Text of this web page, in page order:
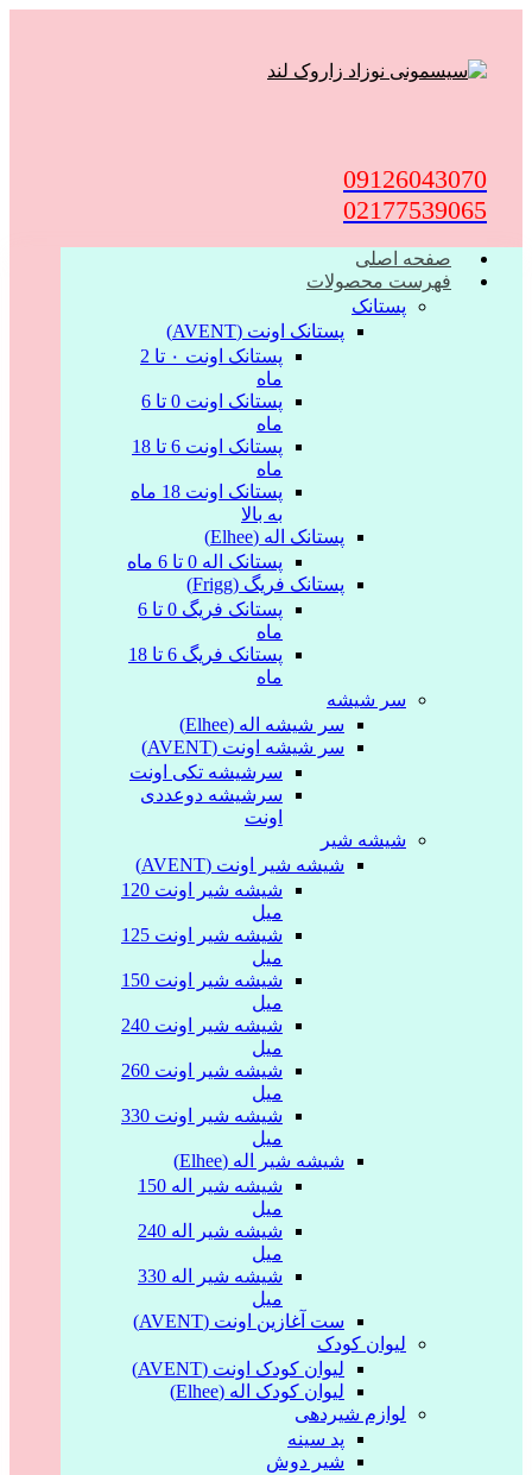
09126043070
02177539065
صفحه اصلی
فهرست محصولات
پستانک
پستانک اونت (AVENT)
پستانک اونت ۰ تا 2
ماه
پستانک اونت 0 تا 6
ماه
پستانک اونت 6 تا 18
ماه
پستانک اونت 18 ماه
به بالا
پستانک اله (Elhee)
پستانک اله 0 تا 6 ماه
پستانک فریگ (Frigg)
پستانک فریگ 0 تا 6
ماه
پستانک فریگ 6 تا 18
ماه
سر شیشه
سر شیشه اله (Elhee)
سر شیشه اونت (AVENT)
سرشیشه تکی اونت
سرشیشه دوعددی
اونت
شیشه شیر
شیشه شیر اونت (AVENT)
شیشه شیر اونت 120
میل
شیشه شیر اونت 125
میل
شیشه شیر اونت 150
میل
شیشه شیر اونت 240
میل
شیشه شیر اونت 260
میل
شیشه شیر اونت 330
میل
شیشه شیر اله (Elhee)
شیشه شیر اله 150
میل
شیشه شیر اله 240
میل
شیشه شیر اله 330
میل
ست آغازین اونت (AVENT)
لیوان کودک
لیوان کودک اونت (AVENT)
لیوان کودک اله (Elhee)
لوازم شیردهی
پد سینه
شیر دوش